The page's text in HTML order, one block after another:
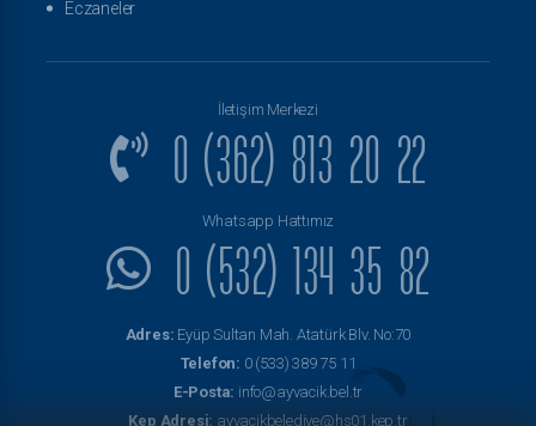
Eczaneler
İletişim Merkezi
0 (362) 813 20 22
Whatsapp Hattımız
0 (532) 134 35 82
Adres: Eyüp Sultan Mah. Atatürk Blv. No:70
Telefon: 0 (533) 389 75 11
E-Posta: info@ayvacik.bel.tr
Kep Adresi: ayvacikbelediye@hs01.kep.tr